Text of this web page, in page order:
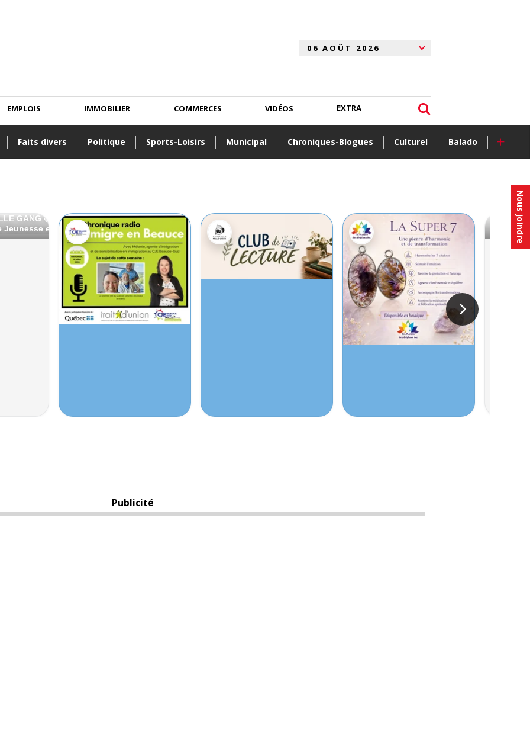
Nous joindre
Faits divers Politique Sports-Loisirs Municipal Chroniques-Blogues Culturel Balado +
EMPLOIS IMMOBILIER COMMERCES VIDÉOS EXTRA
Publicité